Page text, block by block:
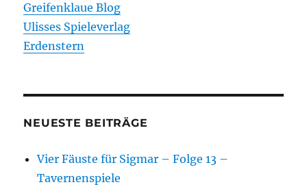
Greifenklaue Blog
Ulisses Spieleverlag
Erdenstern
NEUESTE BEITRÄGE
Vier Fäuste für Sigmar – Folge 13 –
Tavernenspiele